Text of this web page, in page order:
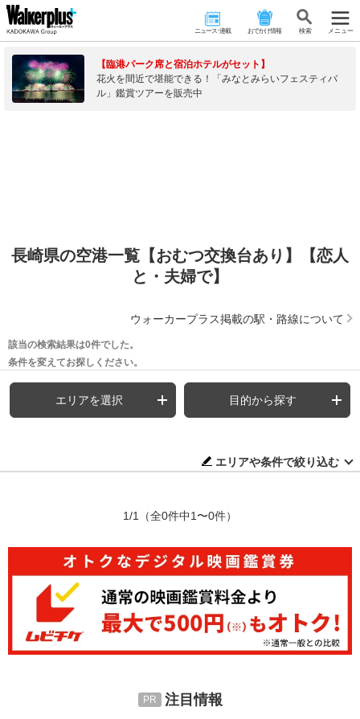
ニュース･連載 おでかけ情報 検 索 メニュー
【臨港パーク席と宿泊ホテルがセット】
花火を間近で堪能できる！「みなとみらいフェスティバ
ル」鑑賞ツアーを販売中
長崎県の空港一覧【おむつ交換台あり】【恋人
と・夫婦で】
ウォーカープラス掲載の駅・路線について
該当の検索結果は0件でした。
条件を変えてお探しください。
エリアを選択 目的から探す
エリアや条件で絞り込む
1/1 （全0件中1〜0件）
注目情報